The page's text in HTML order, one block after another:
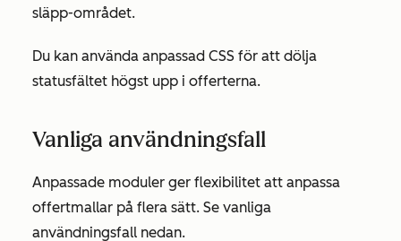
släpp-området.
Du kan använda anpassad CSS för att dölja
statusfältet högst upp i offerterna.
Vanliga användningsfall
Anpassade moduler ger flexibilitet att anpassa
offertmallar på flera sätt. Se vanliga
användningsfall nedan.